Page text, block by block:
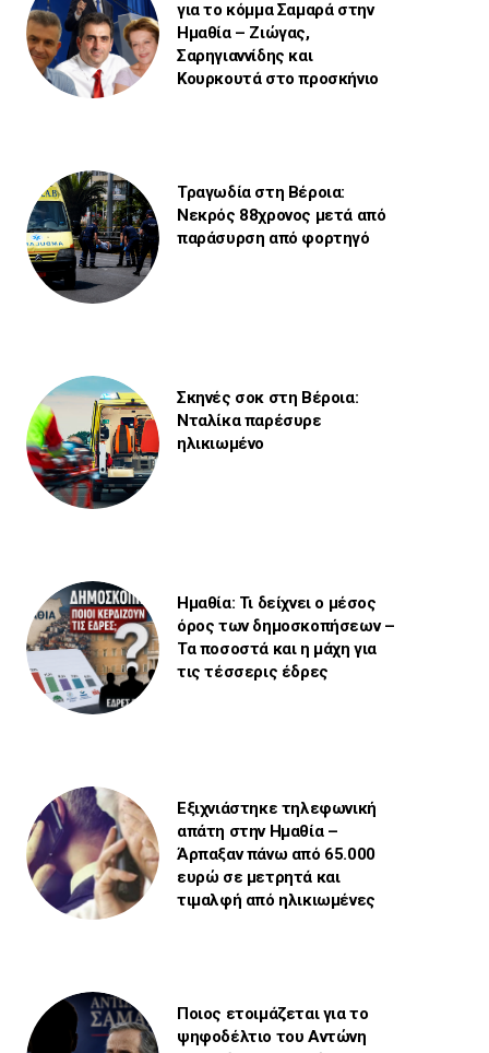
για το κόμμα Σαμαρά στην
Ημαθία – Ζιώγας,
Σαρηγιαννίδης και
Κουρκουτά στο προσκήνιο
Τραγωδία στη Βέροια:
Νεκρός 88χρονος μετά από
παράσυρση από φορτηγό
Σκηνές σοκ στη Βέροια:
Νταλίκα παρέσυρε
ηλικιωμένο
Ημαθία: Τι δείχνει ο μέσος
όρος των δημοσκοπήσεων –
Τα ποσοστά και η μάχη για
τις τέσσερις έδρες
Εξιχνιάστηκε τηλεφωνική
απάτη στην Ημαθία –
Άρπαξαν πάνω από 65.000
ευρώ σε μετρητά και
τιμαλφή από ηλικιωμένες
Ποιος ετοιμάζεται για το
ψηφοδέλτιο του Αντώνη